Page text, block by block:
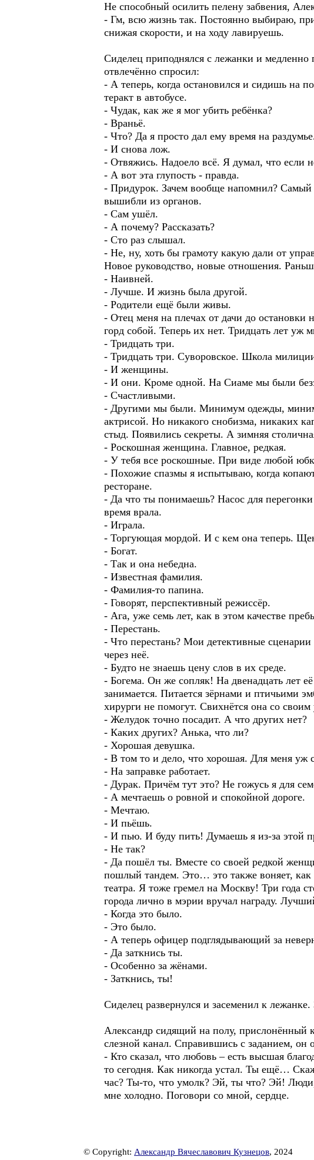
Не способный осилить пелену забвения,
- Гм, всю жизнь так. Постоянно выбираю,
снижая скорости, и на ходу лавируешь.
Сиделец приподнялся с лежанки и
отвлечённо спросил:
- А теперь, когда остановился и сидишь на
теракт в автобусе.
- Чудак, как же я мог убить ребёнка?
- Враньё.
- Что? Да я просто дал ему время на
- И снова лож.
- Отвяжись. Надоело всё. Я думал, что если
- А вот эта глупость - правда.
- Придурок. Зачем вообще напомнил? Самый
вышибли из органов.
- Сам ушёл.
- А почему? Рассказать?
- Сто раз слышал.
- Не, ну, хоть бы грамоту какую дали от
Новое руководство, новые отношения.
- Наивней.
- Лучше. И жизнь была другой.
- Родители ещё были живы.
- Отец меня на плечах от дачи до остановки
горд собой. Теперь их нет. Тридцать лет уж
- Тридцать три.
- Тридцать три. Суворовское. Школа
- И женщины.
- И они. Кроме одной. На Сиаме мы были
- Счастливыми.
- Другими мы были. Минимум одежды,
актрисой. Но никакого снобизма, никаких
стыд. Появились секреты. А зимняя
- Роскошная женщина. Главное, редкая.
- У тебя все роскошные. При виде любой
- Похожие спазмы я испытываю, когда
ресторане.
- Да что ты понимаешь? Насос для
время врала.
- Играла.
- Торгующая мордой. И с кем она теперь.
- Богат.
- Так и она небедна.
- Известная фамилия.
- Фамилия-то папина.
- Говорят, перспективный режиссёр.
- Ага, уже семь лет, как в этом качестве
- Перестань.
- Что перестань? Мои детективные
через неё.
- Будто не знаешь цену слов в их среде.
- Богема. Он же сопляк! На двенадцать лет
занимается. Питается зёрнами и птичьими
хирурги не помогут. Свихнётся она со своим
- Желудок точно посадит. А что других нет?
- Каких других? Анька, что ли?
- Хорошая девушка.
- В том то и дело, что хорошая. Для меня уж
- На заправке работает.
- Дурак. Причём тут это? Не гожусь я для
- А мечтаешь о ровной и спокойной дороге.
- Мечтаю.
- И пьёшь.
- И пью. И буду пить! Думаешь я из-за этой
- Не так?
- Да пошёл ты. Вместе со своей редкой
пошлый тандем. Это… это также воняет,
театра. Я тоже гремел на Москву! Три года
города лично в мэрии вручал награду.
- Когда это было.
- Это было.
- А теперь офицер подглядывающий за
- Да заткнись ты.
- Особенно за жёнами.
- Заткнись, ты!
Сиделец развернулся и засеменил к
Александр сидящий на полу, прислонённый
слезной канал. Справившись с заданием, он
- Кто сказал, что любовь – есть высшая
то сегодня. Как никогда устал. Ты ещё…
час? Ты-то, что умолк? Эй, ты что? Эй!
мне холодно. Поговори со мной, сердце.
© Copyright: Александр Вячеславович Кузнецов, 2024